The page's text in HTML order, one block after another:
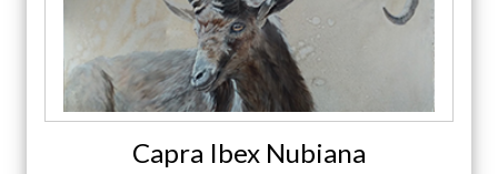
Capra Ibex Nubiana